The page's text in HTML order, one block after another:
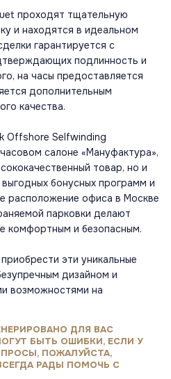
проходят тщательную
и находятся в идеальном
гарантируется с
подлинность и
на часы предоставляется
дополнительным
качества.
Offshore Selfwinding
салоне «Мануфактура»,
товар, но и
бонусных программ и
расположение офиса в Москве
парковки делают
комфортным и безопасным.
эти уникальные
дизайном и
возможностями на
ДЛЯ ВАС
БЫТЬ ОШИБКИ, ЕСЛИ У
ПОЖАЛУЙСТА,
РАДЫ ПОМОЧЬ С